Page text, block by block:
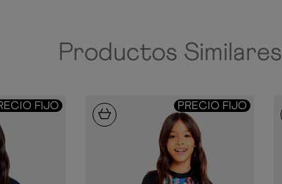
Productos Similares
FIJO PRECIO FIJO